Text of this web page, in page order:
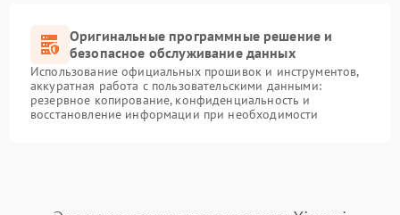
Оригинальные программные решение и
безопасное обслуживание данных
Использование официальных прошивок и инструментов,
аккуратная работа с пользовательскими данными:
резервное копирование, конфиденциальность и
восстановление информации при необходимости